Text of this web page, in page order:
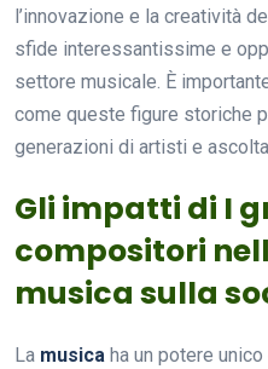
l’innovazione e la creatività
sfide interessantissime e
settore musicale. È
come queste figure storiche
generazioni di artisti e
Gli impatti di I
compositori
musica sulla
La musica ha un potere